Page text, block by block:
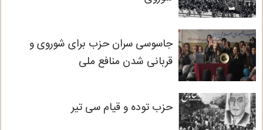
جاسوسی سران حزب برای شوروی و
قربانی شدن منافع ملی
حزب توده و قیام سی تیر